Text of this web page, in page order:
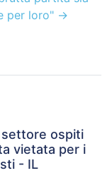
per loro"→
settore ospiti
vietata per i
- IL